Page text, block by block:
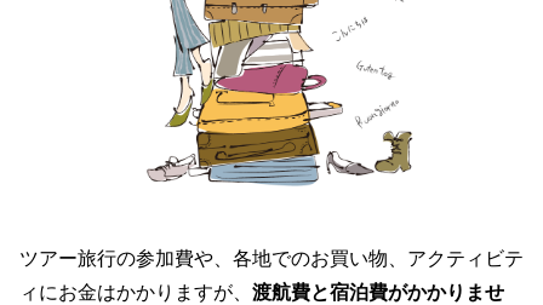
ツアー旅行の参加費や、各地でのお買い物、アクティビテ
ィにお金はかかりますが、 渡航費と宿泊費がかかりませ